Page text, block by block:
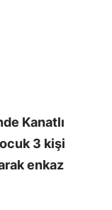
Kanatlı
3 kişi
enkaz